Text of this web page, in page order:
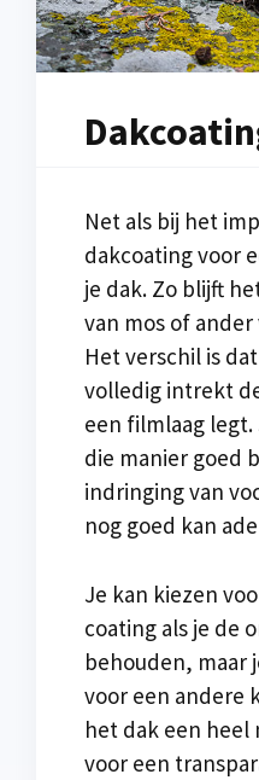
Net als bij het
dakcoating voor
je dak. Zo blijft
van mos of ander
Het verschil is
volledig intrekt
een filmlaag
die manier goed
indringing van
nog goed kan
Je kan kiezen
coating als je de
behouden, maar
voor een andere
het dak een heel
voor een